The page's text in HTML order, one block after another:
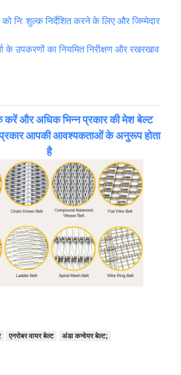
नि: शुल्क निर्देशित करने के लिए और जिम्मेदार
के उपकरणों का नियमित निरीक्षण और रखरखाव
करें और अधिक भिन्न प्रकार की मेश बेल्ट
आपकी आवश्यकताओं के अनुरूप होता
है
एनरोबर वायर बेल्ट अंडा कन्वेयर बेल्ट;